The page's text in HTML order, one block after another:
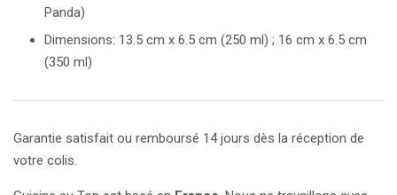
Panda)
Dimensions: 13.5 cm x 6.5 cm (250 ml) ; 16 cm x 6.5 cm
(350 ml)
Garantie satisfait ou remboursé 14 jours dès la réception de
votre colis.